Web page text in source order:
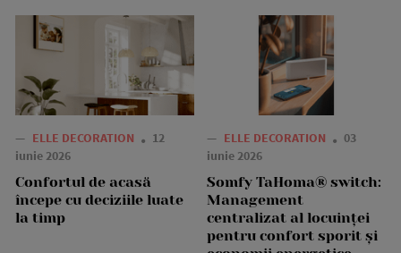
— ELLE DECORATION
12
iunie 2026
Confortul de acasă
începe cu deciziile luate
la timp
— ELLE DECORATION
03
iunie 2026
Somfy TaHoma® switch:
Management
centralizat al locuinței
pentru confort sporit și